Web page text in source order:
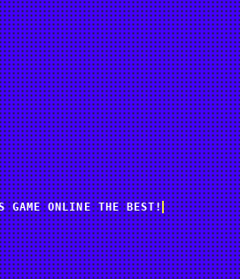
GAME ONLINE THE BEST!